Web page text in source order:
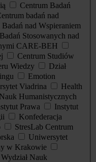
Centrum Badań
badań nad
Badań nad Wspieraniem
Stosowanych nad
CARE-BEH
Centrum Studiów
Wiedzy
Dział
Emotion
Viadrina
Health
Humanistycznych
Prawa
Instytut
Konfederacja
StresLab Centrum
Uniwersytet
w Krakowie
Wydział Nauk